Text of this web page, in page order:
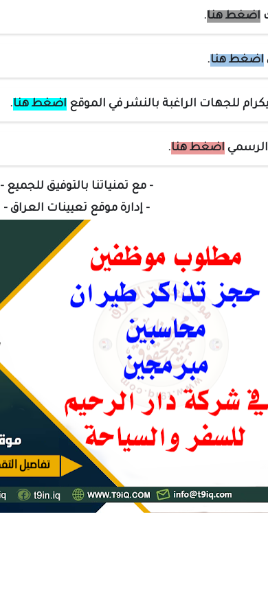
اضغط هنا.
اضغط هنا.
للجهات الراغبة بالنشر في الموقع اضغط هنا.
الرسمي اضغط هنا.
- مع تمنياتنا بالتوفيق للجميع -
- إدارة موقع تعيينات العراق -